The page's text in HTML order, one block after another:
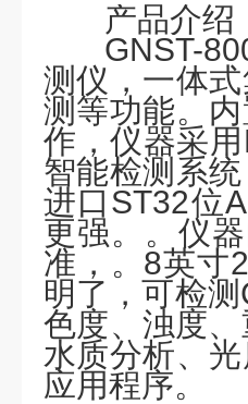
产品介绍
GNST-
测仪，一体
测等功能。
作，仪器采
智能检测系
进口ST32位
更强。。仪
准，。8英寸
明了，可检
色度、浊度
水质分析、
应用程序。